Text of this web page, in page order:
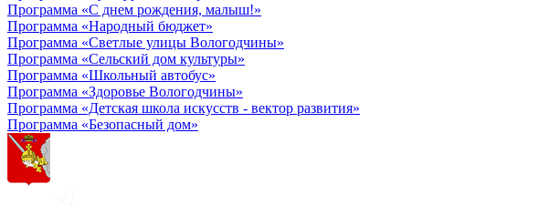
Программа «С днем рождения, малыш!»
Программа «Народный бюджет»
Программа «Светлые улицы Вологодчины»
Программа «Сельский дом культуры»
Программа «Школьный автобус»
Программа «Здоровье Вологодчины»
Программа «Детская школа искусств - вектор развития»
Программа «Безопасный дом»